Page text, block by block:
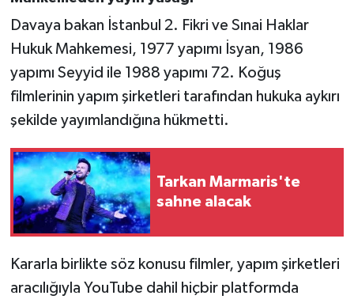
Davaya bakan İstanbul 2. Fikri ve Sınai Haklar
Hukuk Mahkemesi, 1977 yapımı İsyan, 1986
yapımı Seyyid ile 1988 yapımı 72. Koğuş
filmlerinin yapım şirketleri tarafından hukuka aykırı
şekilde yayımlandığına hükmetti.
Tarkan Marmaris'te
sahne alacak
Kararla birlikte söz konusu filmler, yapım şirketleri
aracılığıyla YouTube dahil hiçbir platformda